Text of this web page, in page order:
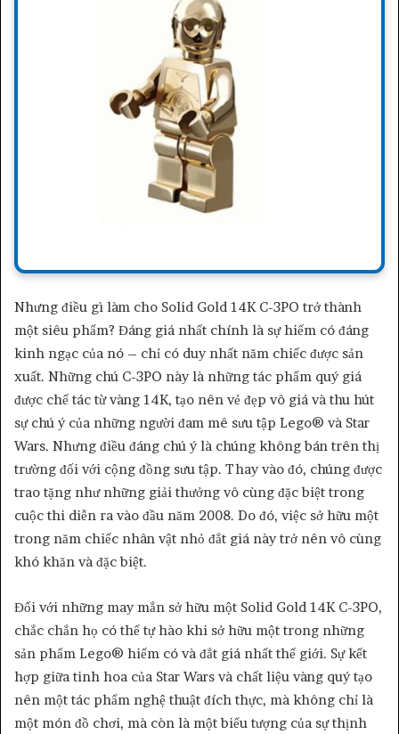
Nhưng điều gì làm cho Solid Gold 14K C-3PO trở thành
một siêu phẩm? Đáng giá nhất chính là sự hiếm có đáng
kinh ngạc của nó – chỉ có duy nhất năm chiếc được sản
xuất. Những chú C-3PO này là những tác phẩm quý giá
được chế tác từ vàng 14K, tạo nên vẻ đẹp vô giá và thu hút
sự chú ý của những người đam mê sưu tập Lego® và Star
Wars. Nhưng điều đáng chú ý là chúng không bán trên thị
trường đối với cộng đồng sưu tập. Thay vào đó, chúng được
trao tặng như những giải thưởng vô cùng đặc biệt trong
cuộc thi diễn ra vào đầu năm 2008. Do đó, việc sở hữu một
trong năm chiếc nhân vật nhỏ đắt giá này trở nên vô cùng
khó khăn và đặc biệt.
Đối với những may mắn sở hữu một Solid Gold 14K C-3PO,
chắc chắn họ có thể tự hào khi sở hữu một trong những
sản phẩm Lego® hiếm có và đắt giá nhất thế giới. Sự kết
hợp giữa tinh hoa của Star Wars và chất liệu vàng quý tạo
nên một tác phẩm nghệ thuật đích thực, mà không chỉ là
một món đồ chơi, mà còn là một biểu tượng của sự thịnh